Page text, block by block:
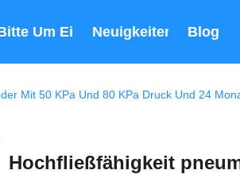
Um Ein Angebot
Neuigkeiten Blog
Mit 50 KPa Und 80 KPa Druck Und 24
Hochfließfähigkeit